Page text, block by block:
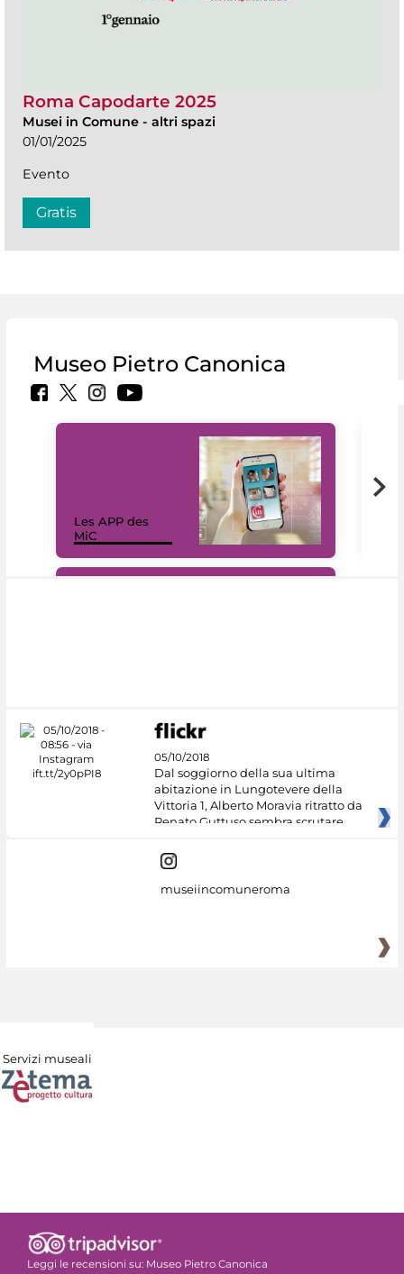
Roma Capodarte 2025
Musei in Comune - altri spazi
01/01/2025
Evento
Gratis
Museo Pietro Canonica
Les APP des
MiC
05/10/2018
Dal soggiorno della sua ultima
abitazione in Lungotevere della
Vittoria 1, Alberto Moravia ritratto da
Renato Guttuso sembra scrutare
museiincomuneroma
Servizi museali
Leggi le recensioni su: Museo Pietro Canonica